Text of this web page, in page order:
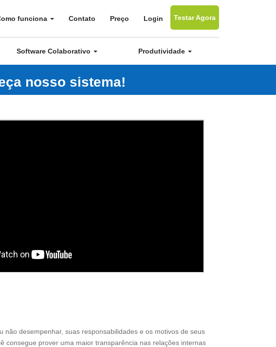
funciona Contato Preço Login Testar Agora
Software Colaborativo Produtividade
nosso sistema!
desempenhar, suas responsabilidades e os motivos de seus
consegue prover uma maior transparência nas relações internas